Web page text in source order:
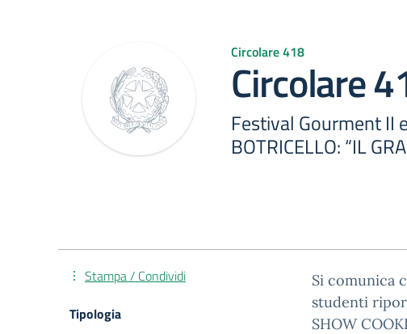
Circolare 418
Circolare
Festival Gourment II
BOTRICELLO: “IL
Si comunica
studenti
SHOW
Stampa / Condividi
Tipologia